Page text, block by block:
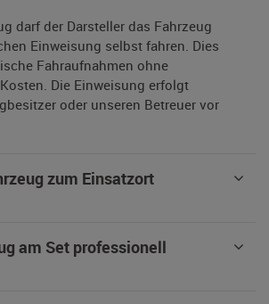
darf der Darsteller das Fahrzeug
Einweisung selbst fahren. Dies
Fahraufnahmen ohne
Die Einweisung erfolgt
oder unseren Betreuer vor
zum Einsatzort
am Set professionell